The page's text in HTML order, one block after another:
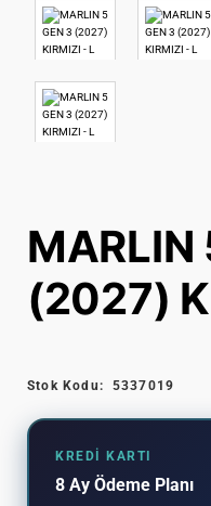
MARLIN
(2027)
Stok Kodu: 5337019
KREDI KARTI
8 Ay Ödeme Planı